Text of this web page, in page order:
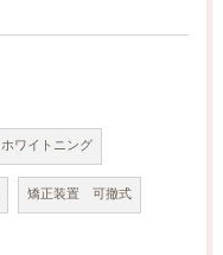
ホワイトニング
矯正装置 可撤式